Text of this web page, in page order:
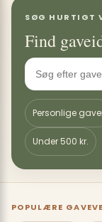
SØG HURTIGT
Find
Personlige
Under 500 kr.
POPULÆRE